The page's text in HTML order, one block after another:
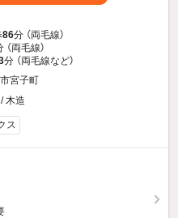
86分 （両毛線）
（両毛線）
分 （両毛線など）
宮子町
木造
ス